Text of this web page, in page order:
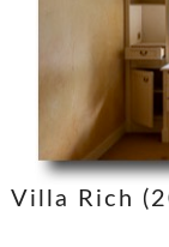
Villa Rich